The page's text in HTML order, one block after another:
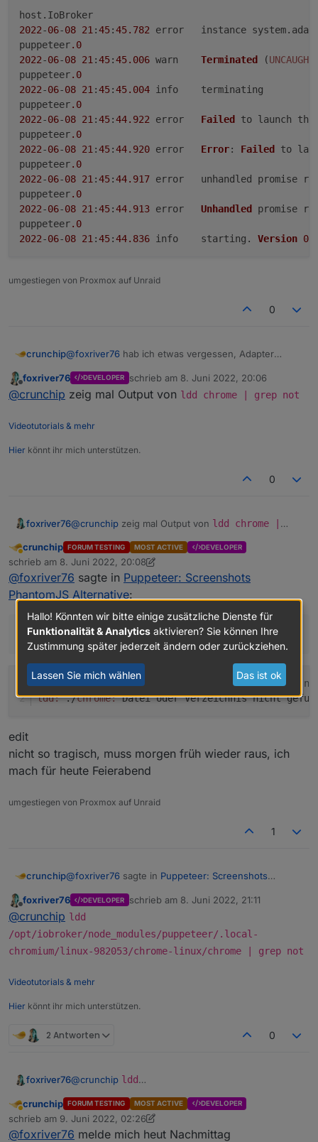
https://github.com/foxriver76/ioBroker.puppeteer#m
essagesoder in kurz:
         */
storagePath: `screenshots/grafana-
      },
      /**
* see e.g. https://
       */
      waitOption: {
        /**
         * Define a Timeout in ms
         */
        waitForTimeout: 1000,
      }
  }, obj => {
log(`Error taking screenshot:
      } else {
      }
host. IoBroker
2022-06-08 21 :45:45.782
	error	instance system.
puppeteer.0
2022-06-08 21 :45:45.006 Terminated (
puppeteer.0
2022-06-08 21 :45:45.004
puppeteer.0
2022-06-08 21 :45:44.922 Failed
to launch the
puppeteer.0
2022-06-08 21 :45:44.920 Error: Failed
to
puppeteer.0
2022-06-08 21 :45:44.917
	error	unhandled promise
puppeteer.0
2022-06-08 21 :45:44.913 Unhandled
promise
puppeteer.0
2022-06-08 21 :45:44.836
	info	starting.
Version
umgestiegen von Proxmox auf Unraid
0
crunchip@foxriver76 hab ich etwas vergessen, Adapter
host.IoBroker
2022-06-08 21:45:45.782	error	instance
2022-06-08 21:45:45.006	warn	Terminated
2022-06-08 21:45:45.004	info	terminating
2022-06-08 21:45:44.922	error	Failed to
2022-06-08 21:45:44.917	error	unhandled
puppeteer.0
2022-06-08 21:45:44.913	error
puppeteer.0
foxriver76 DEVELOPER schrieb am 8. Juni 2022, 20:06
zuletzt editiert von
@crunchip zeig mal Output von ldd chrome | grep not
Videotutorials & mehr
Hier könnt ihr mich unterstützen.
0
foxriver76@crunchip zeig mal Output von ldd chrome |
Abwesend
crunchip FORUM TESTING MOST ACTIVE DEVELOPER
schrieb am 8. Juni 2022, 20:08
zuletzt editiert von crunchip6. Aug. 2022, 22:15
@foxriver76 sagte in Puppeteer: Screenshots
PhantomJS Alternative:
ldd chrome | grep not
root @IoBroker :/opt/iobroker
# ldd chrome | grep
ldd: ./chrome: Datei oder Verzeichnis nicht
edit
nicht so tragisch, muss morgen früh wieder raus, ich
mach für heute Feierabend
umgestiegen von Proxmox auf Unraid
1
crunchip@foxriver76 sagte in Puppeteer: Screenshots
ldd chrome | grep not
root@IoBroker:/opt/iobroker# ldd chrome |
mach für heute Feierabend
foxriver76 DEVELOPER schrieb am 8. Juni 2022, 21:11
zuletzt editiert von
@crunchip ldd
/opt/iobroker/node_modules/puppeteer/.local-
chromium/linux-982053/chrome-linux/chrome | grep not
Videotutorials & mehr
Hier könnt ihr mich unterstützen.
2 Antworten 0
foxriver76@crunchip ldd
cal-chromium/linux-982053/chrome-
linux/chrome | grep not
Abwesend
crunchip FORUM TESTING MOST ACTIVE DEVELOPER
schrieb am 9. Juni 2022, 02:26
zuletzt editiert von crunchip6. Sept. 2022, 16:55
@foxriver76 melde mich heut Nachmittag
Hallo! Könnten wir bitte einige zusätzliche Dienste für
Funktionalität & Analytics aktivieren? Sie können Ihre
Zustimmung später jederzeit ändern oder zurückziehen.
Lassen Sie mich wählen Das ist ok